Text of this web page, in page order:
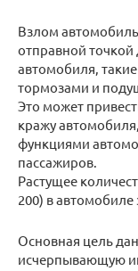
Взлом
отправной
автомобиля,
тормозами и
Это может
кражу
функциями
пассажиров.
Растущее
200) в автомобиле
Основная цель
исчерпывающую